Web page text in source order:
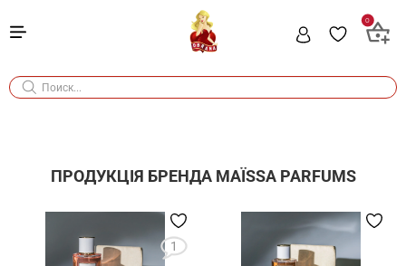
0
ПРОДУКЦІЯ БРЕНДА MAÏSSA PARFUMS
1